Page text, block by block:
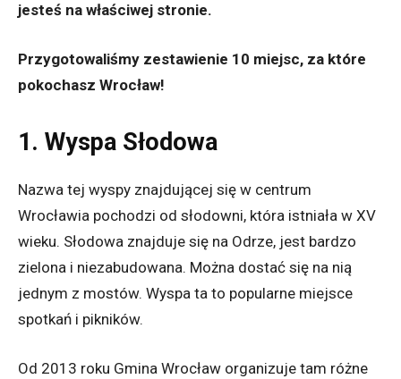
jesteś na właściwej stronie.
Przygotowaliśmy zestawienie 10 miejsc, za które
pokochasz Wrocław!
1. Wyspa Słodowa
Nazwa tej wyspy znajdującej się w centrum
Wrocławia pochodzi od słodowni, która istniała w XV
wieku. Słodowa znajduje się na Odrze, jest bardzo
zielona i niezabudowana. Można dostać się na nią
jednym z mostów. Wyspa ta to popularne miejsce
spotkań i pikników.
Od 2013 roku Gmina Wrocław organizuje tam różne